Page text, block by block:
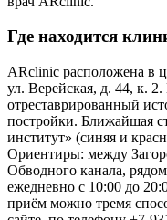
Где находится
ARclinic расположена в
ул. Верейская, д. 44, к.
отреставрированный
постройки. Ближайшая
институт» (синяя и
Ориентиры: между
Обводного канала,
ежедневно с 10:00 до
приём можно тремя